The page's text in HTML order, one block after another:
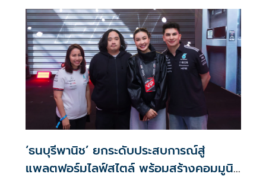
ล้านบาท
‘ธนบุรีพานิช’ ยกระดับประสบการณ์สู่
แพลตฟอร์มไลฟ์สไตล์ พร้อมสร้างคอมมูนิ